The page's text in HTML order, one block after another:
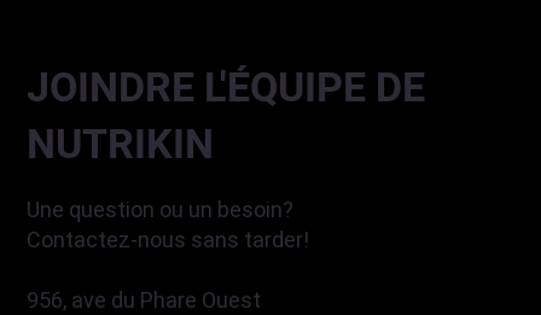
JOINDRE L'ÉQUIPE DE
NUTRIKIN
Une question ou un besoin?
Contactez-nous sans tarder!
956, ave du Phare Ouest